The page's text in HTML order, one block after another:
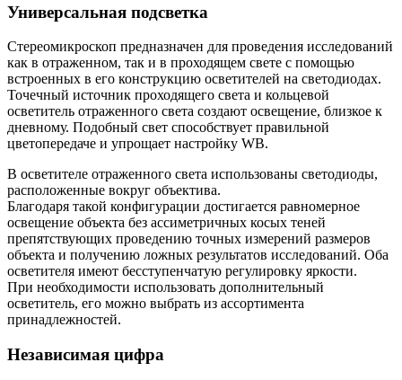
Универсальная подсветка
Стереомикроскоп предназначен для проведения исследований
как в отраженном, так и в проходящем свете с помощью
встроенных в его конструкцию осветителей на светодиодах.
Точечный источник проходящего света и кольцевой
осветитель отраженного света создают освещение, близкое к
дневному. Подобный свет способствует правильной
цветопередаче и упрощает настройку WB.
В осветителе отраженного света использованы светодиоды,
расположенные вокруг объектива.
Благодаря такой конфигурации достигается равномерное
освещение объекта без ассиметричных косых теней
препятствующих проведению точных измерений размеров
объекта и получению ложных результатов исследований. Оба
осветителя имеют бесступенчатую регулировку яркости.
При необходимости использовать дополнительный
осветитель, его можно выбрать из ассортимента
принадлежностей.
Независимая цифра